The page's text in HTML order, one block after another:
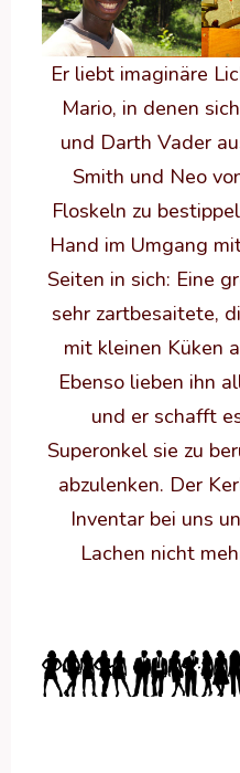
Er liebt imaginäre
Mario, in denen
und Darth Vader
Smith und Neo
Floskeln zu
Hand im Umgang
Seiten in sich: Eine
sehr zartbesaitete,
mit kleinen Küken
Ebenso lieben ihn
und er schafft
Superonkel sie zu
abzulenken. Der
Inventar bei uns
Lachen nicht